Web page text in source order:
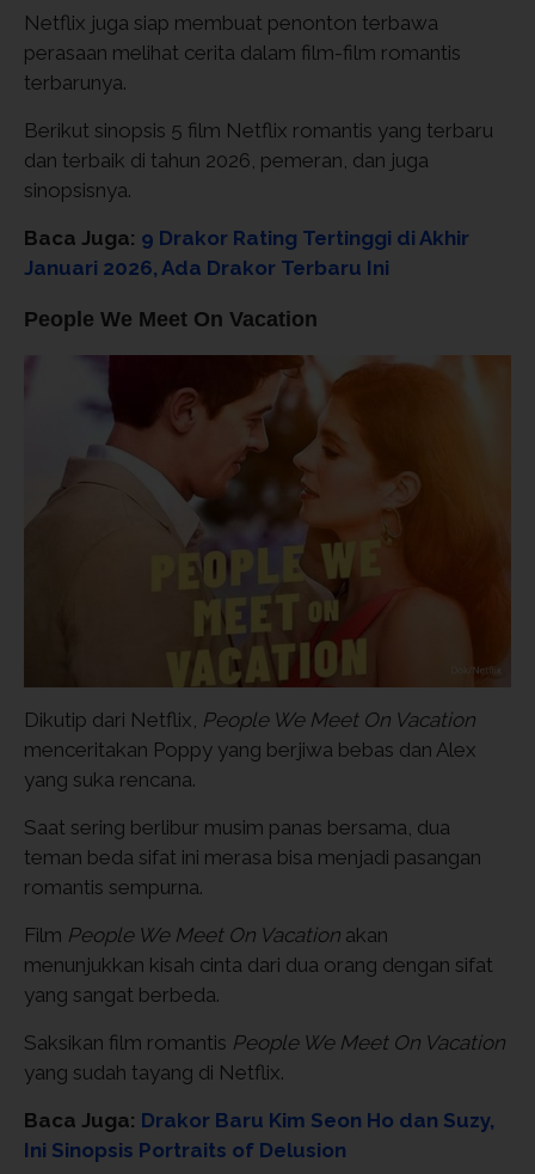
Netflix juga siap membuat penonton terbawa
perasaan melihat cerita dalam film-film romantis
terbarunya.
Berikut sinopsis 5 film Netflix romantis yang terbaru
dan terbaik di tahun 2026, pemeran, dan juga
sinopsisnya.
Baca Juga: 9 Drakor Rating Tertinggi di Akhir
Januari 2026, Ada Drakor Terbaru Ini
People We Meet On Vacation
Dikutip dari Netflix, People We Meet On Vacation
menceritakan Poppy yang berjiwa bebas dan Alex
yang suka rencana.
Saat sering berlibur musim panas bersama, dua
teman beda sifat ini merasa bisa menjadi pasangan
romantis sempurna.
Film People We Meet On Vacation akan
menunjukkan kisah cinta dari dua orang dengan sifat
yang sangat berbeda.
Saksikan film romantis People We Meet On Vacation
yang sudah tayang di Netflix.
Baca Juga: Drakor Baru Kim Seon Ho dan Suzy,
Ini Sinopsis Portraits of Delusion